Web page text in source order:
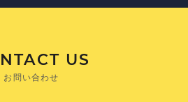
US
お問い合わせ